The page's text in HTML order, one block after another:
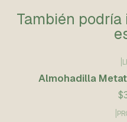
También
Almohadilla